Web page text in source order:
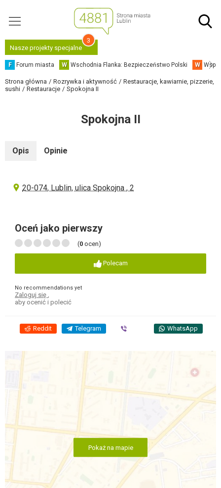
Nasze projekty specjalne
3
F Forum miasta W Wschodnia Flanka: Bezpieczeństwo Polski W
Strona główna Rozrywka i aktywność
Restauracje, kawiarnie, pizzerie,
sushi
Restauracje Spokojna II
Spokojna II
Opis Opinie
20-074, Lublin, ulica Spokojna , 2
Oceń jako pierwszy
(0 ocen)
Polecam
No recommendations yet
Zaloguj się
aby ocenić i polecić
Reddit Telegram WhatsApp
Pokaż na mapie